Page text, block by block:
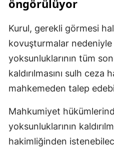
öngörülüyor
Kurul, gerekli görmesi
kovuşturmalar
yoksunluklarının tüm
kaldırılmasını sulh ceza
mahkemeden talep
Mahkumiyet
yoksunluklarının
hakimliğinden